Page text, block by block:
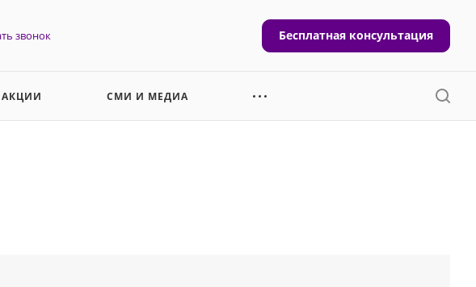
звонок Бесплатная консультация
АКЦИИ СМИ И МЕДИА